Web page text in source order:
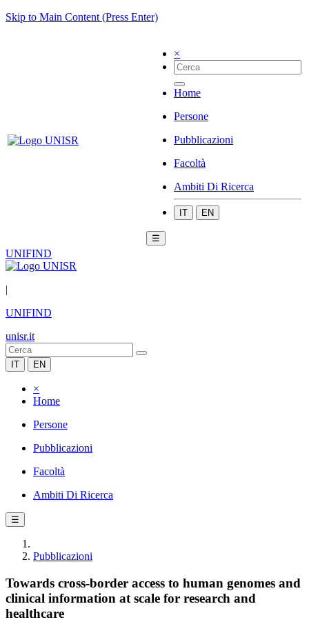
Skip to Main Content (Press Enter)
×
Home
Persone
Pubblicazioni
Facoltà
Ambiti Di Ricerca
IT EN
☰
UNIFIND
|
UNIFIND
unisr.it
IT EN
×
Home
Persone
Pubblicazioni
Facoltà
Ambiti Di Ricerca
☰
Pubblicazioni
Towards cross-border access to human genomes and
clinical information at scale for research and
healthcare